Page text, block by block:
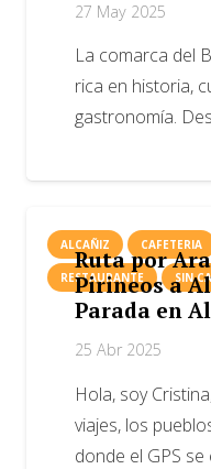
27 May 2025
La comarca del
rica en historia,
gastronomía.
ALCAÑIZ CAFETERIA
RESTAURANTE SIN
Ruta por
Pirineos a
Parada en
25 Abr 2025
Hola, soy
viajes, los
donde el GPS